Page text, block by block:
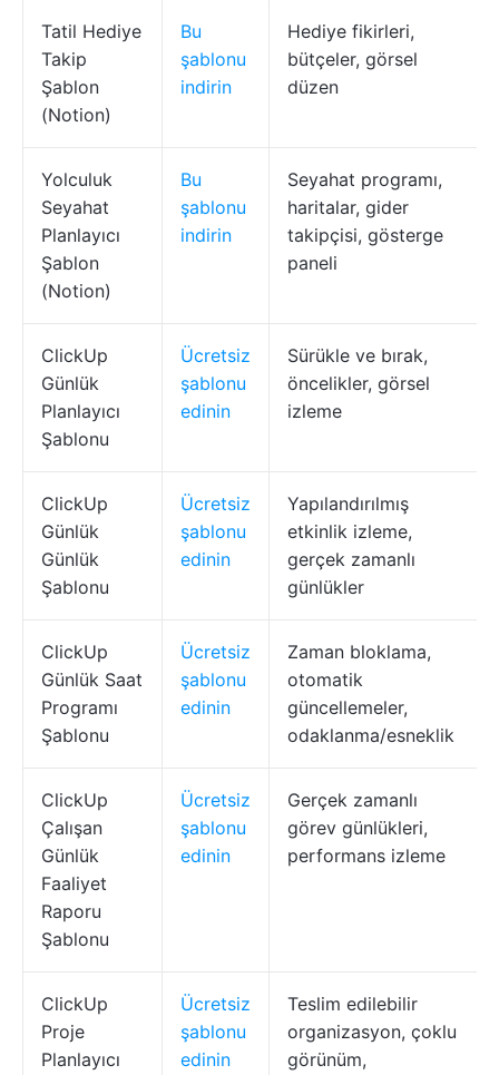
Tatil Hediye
Takip
Şablon
(Notion)
Bu
şablonu
indirin
Hediye fikirleri,
bütçeler, görsel
düzen
Yolculuk
Seyahat
Planlayıcı
Şablon
(Notion)
Bu
şablonu
indirin
Seyahat programı,
haritalar, gider
takipçisi, gösterge
paneli
ClickUp
Günlük
Planlayıcı
Şablonu
Ücretsiz
şablonu
edinin
Sürükle ve bırak,
öncelikler, görsel
izleme
ClickUp
Günlük
Günlük
Şablonu
Ücretsiz
şablonu
edinin
Yapılandırılmış
etkinlik izleme,
gerçek zamanlı
günlükler
ClickUp
Günlük Saat
Programı
Şablonu
Ücretsiz
şablonu
edinin
Zaman bloklama,
otomatik
güncellemeler,
odaklanma/esneklik
ClickUp
Çalışan
Günlük
Faaliyet
Raporu
Şablonu
Ücretsiz
şablonu
edinin
Gerçek zamanlı
görev günlükleri,
performans izleme
ClickUp
Proje
Planlayıcı
Ücretsiz
şablonu
edinin
Teslim edilebilir
organizasyon, çoklu
görünüm,